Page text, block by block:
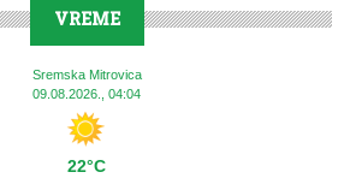
VREME
Sremska Mitrovica
09.08.2026., 04:04
22°C